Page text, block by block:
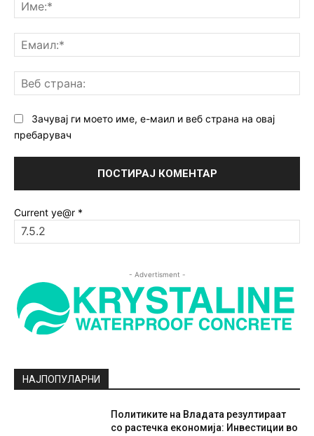
Зачувај ги моето име, е-маил и веб страна на овај
пребарувач
Current ye@r *
- Advertisment -
НАЈПОПУЛАРНИ
Политиките на Владата резултираат
со растечка економија: Инвестиции во